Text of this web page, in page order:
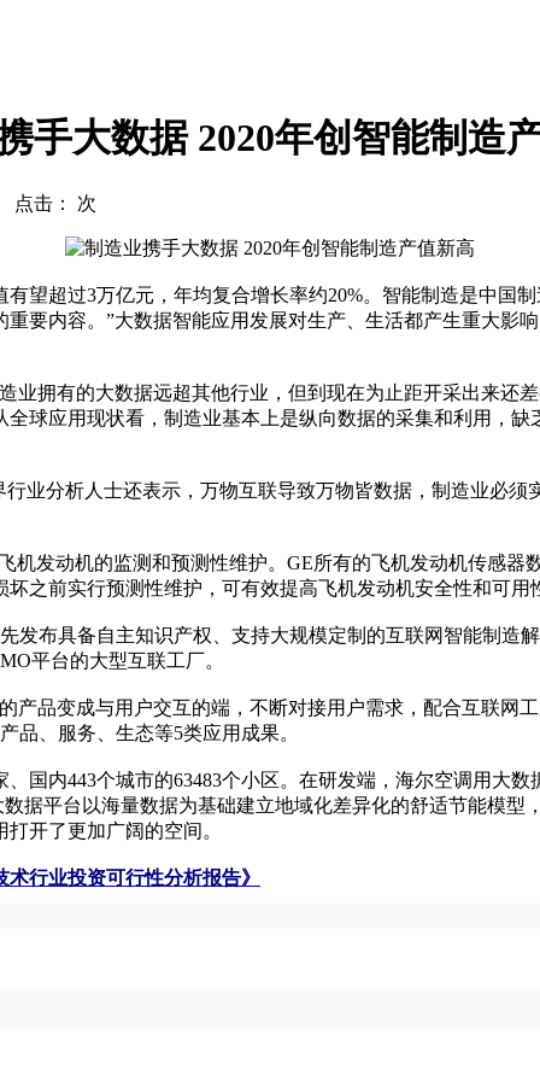
手大数据 2020年创智能制造
点击： 次
超过3万亿元，年均复合增长率约20%。智能制造是中国
要内容。”大数据智能应用发展对生产、生活都产生重大影
业拥有的大数据远超其他行业，但到现在为止距开采出来还
球应用现状看，制造业基本上是纵向数据的采集和利用，
分析人士还表示，万物互联导致万物皆数据，制造业必须
动机的监测和预测性维护。GE所有的飞机发动机传感器
之前实行预测性维护，可有效提高飞机发动机安全性和可用
具备自主知识产权、支持大规模定制的互联网智能制造
平台的大型互联工厂。
变成与用户交互的端，不断对接用户需求，配合互联网
品、服务、生态等5类应用成果。
内443个城市的63483个小区。在研发端，海尔空调用大数
据平台以海量数据为基础建立地域化差异化的舒适节能模
开了更加广阔的空间。
术行业投资可行性分析报告》